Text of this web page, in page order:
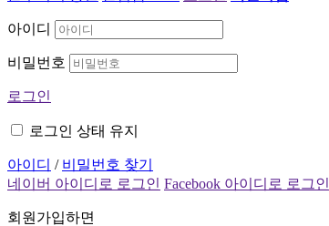
아이디
비밀번호
로그인
로그인 상태 유지
아이디 / 비밀번호 찾기
네이버 아이디로 로그인 Facebook 아이디로 로그인
회원가입하면